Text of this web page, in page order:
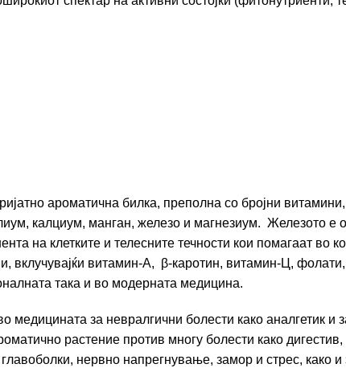
ароматична билка, преполна со бројни
калциум, манган, железо и магнезиум. Железото е
на клетките и телесните течности кои помагаат во
вклучувајќи витамин-А, β-каротин, витамин-Ц,
така и во модерната медицина.
медицината за невралгични болести како аналгетик и
растение против многу болести како
нервно напрегнување, замор и стрес, како